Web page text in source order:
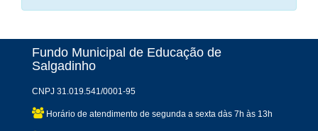
Fundo Municipal de Educação de
Salgadinho
CNPJ 31.019.541/0001-95
Horário de atendimento de segunda a sexta dàs 7h às 13h